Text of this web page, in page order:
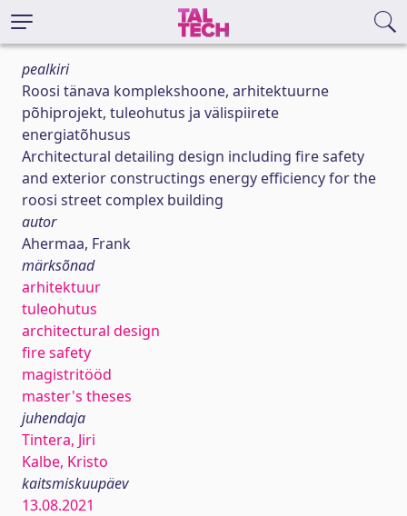
pealkiri
Roosi tänava komplekshoone, arhitektuurne
põhiprojekt, tuleohutus ja välispiirete
energiatõhusus
Architectural detailing design including fire safety
and exterior constructings energy efficiency for the
roosi street complex building
autor
Ahermaa, Frank
märksõnad
arhitektuur
tuleohutus
architectural design
fire safety
magistritööd
master's theses
juhendaja
Tintera, Jiri
Kalbe, Kristo
kaitsmiskuupäev
13.08.2021